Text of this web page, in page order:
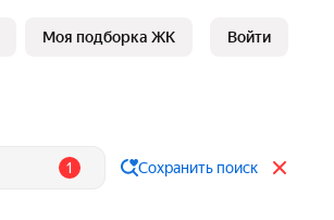
Моя подборка ЖК Войти
1 Сохранить поиск